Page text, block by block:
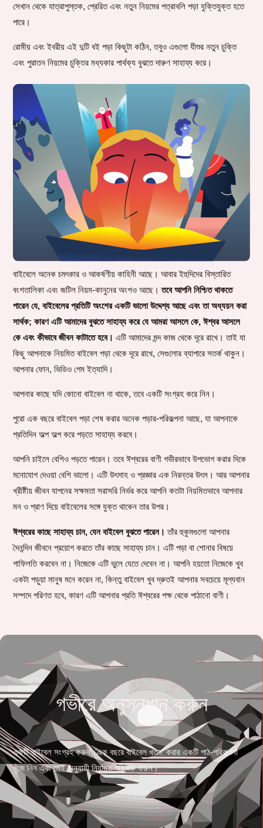
সেখান থেকে যাত্রাপুস্তক, প্রেরিত এবং নতুন নিয়মের পত্রাবলি পড়া যুক্তিযুক্ত হতে
পারে।
রোমীয় এবং ইবরীয় এই দুটি বই পড়া কিছুটা কঠিন, তবুও এগুলো যীশুর নতুন চুক্তি
এবং পুরাতন নিয়মের চুক্তির মধ্যকার পার্থক্য বুঝতে দারুণ সাহায্য করে।
বাইবেলে অনেক চমৎকার ও আকর্ষণীয় কাহিনী আছে। আবার ইহুদিদের বিস্তারিত
বংশতালিকা এবং জটিল নিয়ম-কানুনের অংশও আছে।তবে আপনি নিশ্চিত থাকতে
পারেন যে, বাইবেলের প্রতিটি অংশের একটি ভালো উদ্দেশ্য আছে এবং তা অধ্যয়ন করা
সার্থক; কারণ এটি আমাদের বুঝতে সাহায্য করে যে আমরা আসলে কে, ঈশ্বর আসলে
কে এবং কীভাবে জীবন কাটাতে হবে। এটি আমাদের মন্দ কাজ থেকে দূরে রাখে। তাই যা
কিছু আপনাকে নিয়মিত বাইবেল পড়া থেকে দূরে রাখে, সেগুলোর ব্যাপারে সতর্ক থাকুন।
আপনার ফোন, ভিডিও গেম ইত্যাদি।
আপনার কাছে যদি কোনো বাইবেল না থাকে, তবে একটি সংগ্রহ করে নিন।
পুরো এক বছরে বাইবেল পড়া শেষ করার অনেক পড়ার-পরিকল্পনা আছে, যা আপনাকে
প্রতিদিন অল্প অল্প করে পড়তে সাহায্য করবে।
আপনি চাইলে বেশিও পড়তে পারেন। তবে ঈশ্বরের বাণী গভীরভাবে উপভোগ করার দিকে
মনোযোগ দেওয়া বেশি ভালো। এটি উৎসাহ ও প্রজ্ঞার এক নিরন্তর উৎস। আর আপনার
খ্রীষ্টীয় জীবন যাপনের সক্ষমতা সরাসরি নির্ভর করে আপনি কতটা নিয়মিতভাবে আপনার
মন ও প্রাণ দিয়ে বাইবেলের সঙ্গে যুক্ত থাকেন তার উপর।
ঈশ্বরের কাছে সাহায্য চান, যেন বাইবেল বুঝতে পারেন।তাঁর হুকুমগুলো আপনার
দৈনন্দিন জীবনে প্রয়োগ করতে তাঁর কাছে সাহায্য চান। এটি পড়া বা শোনার বিষয়ে
গাফিলতি করবেন না। নিজেকে এটি ভুলে যেতে দেবেন না। আপনি হয়তো নিজেকে খুব
একটা পড়ুয়া মানুষ মনে করেন না, কিন্তু বাইবেল খুব দ্রুতই আপনার সবচেয়ে মূল্যবান
সম্পদে পরিণত হবে, কারণ এটি আপনার প্রতি ঈশ্বরের পক্ষ থেকে পাঠানো বাণী।
গভীরে অনুসন্ধান করুন
একটি বাইবেল সংগ্রহ করুন, 'এক বছরে বাইবেল খতম' করার একটি পাঠ-পরিকল্পনা
খুঁজে নিন এবং সেই অনুযায়ী নিয়মিত পাঠ শুরু করুন।